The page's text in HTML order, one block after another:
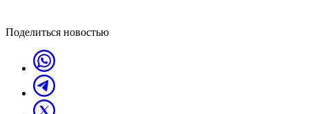
Поделиться новостью